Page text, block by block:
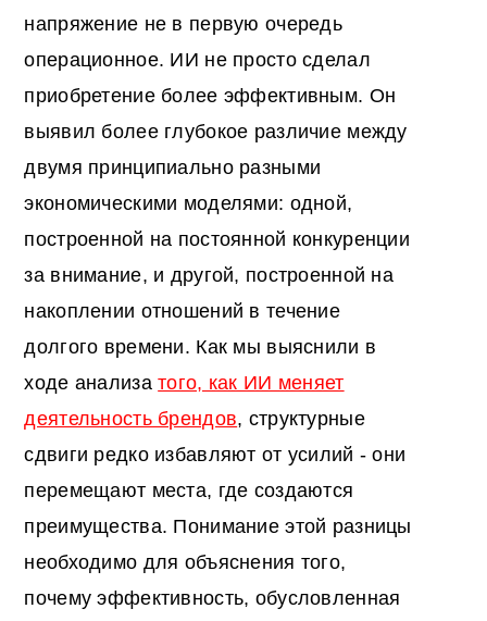
напряжение не в первую очередь
операционное. ИИ не просто сделал
приобретение более эффективным. Он
выявил более глубокое различие между
двумя принципиально разными
экономическими моделями: одной,
построенной на постоянной конкуренции
за внимание, и другой, построенной на
накоплении отношений в течение
долгого времени. Как мы выяснили в
ходе анализатого, как ИИ меняет
деятельность брендов, структурные
сдвиги редко избавляют от усилий - они
перемещают места, где создаются
преимущества. Понимание этой разницы
необходимо для объяснения того,
почему эффективность, обусловленная